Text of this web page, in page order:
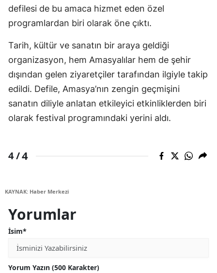
defilesi de bu amaca hizmet eden özel
programlardan biri olarak öne çıktı.
Tarih, kültür ve sanatın bir araya geldiği
organizasyon, hem Amasyalılar hem de şehir
dışından gelen ziyaretçiler tarafından ilgiyle takip
edildi. Defile, Amasya’nın zengin geçmişini
sanatın diliyle anlatan etkileyici etkinliklerden biri
olarak festival programındaki yerini aldı.
4 /4
KAYNAK: Haber Merkezi
Yorumlar
İsim*
Yorum Yazın (500 Karakter)